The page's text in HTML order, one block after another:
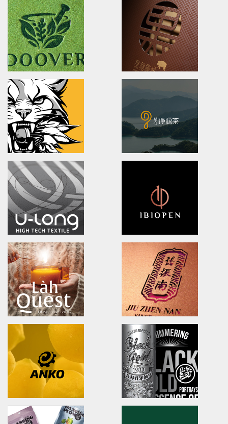
XueHuaZhai
brand identity/logo design/packaging
雪花齋豐原餅舖/品牌形象識別/包裝設計
OPPO MEDICAL
Advertising/Poster Design/
歐柏醫療/全球主視覺/產品策略/海
DOOVER
Brand Identity.Packaging.Logo design.
茶裡藏醫/品牌策略/包裝設計/品牌識別
logo Design/Packaging
黑橋牌黑豬秘饌/產品識別/包裝設
NA LIAN BADMINTON TEAM
brand identity/logo design
澄涼羽毛球隊/品牌識別形象策略
Ching Yuan tea
brand identity/logo design/
慈心淨源茶/品牌探索.識別/包裝設
U-long
brand identity/logo design/packaging
友良紡織/品牌識別/包裝設計/行銷規範
ibiopen
brand identity/logo design/
ibiopen/品牌識別/包裝設計/行銷
LahQuest